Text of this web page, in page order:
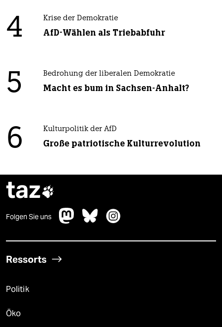
4 Krise der Demokratie
AfD-Wählen als Triebabfuhr
5 Bedrohung der liberalen Demokratie
Macht es bum in Sachsen-Anhalt?
6 Kulturpolitik der AfD
Große patriotische Kulturrevolution
taz
Folgen Sie uns
Ressorts
Politik
Öko